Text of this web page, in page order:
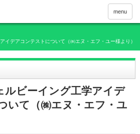
menu
イデアコンテストについて（㈱エヌ・エフ・ユー様より）
ルビーイング工学アイデ
いて（㈱エヌ・エフ・ユ